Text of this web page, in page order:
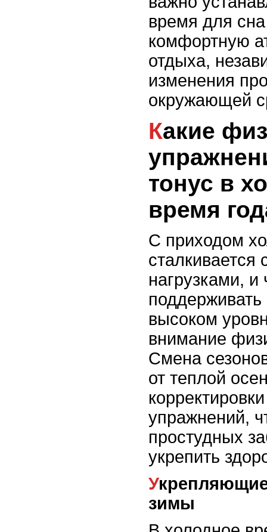
время для
комфортную
отдыха,
изменения
окружающей
Какие физические
тонус в
время
С приходом
сталкивается
нагрузками, и
высоком
внимание
Смена
от теплой
упражнений,
простудных
укрепить
Укрепляющие упражнения для
зимы